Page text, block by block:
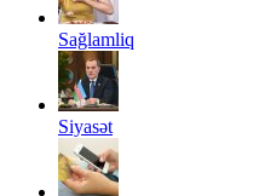
Sağlamliq
Siyasət